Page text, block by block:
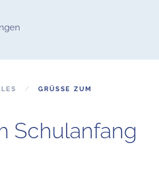
GRÜSSE ZUM S
Schulanfang